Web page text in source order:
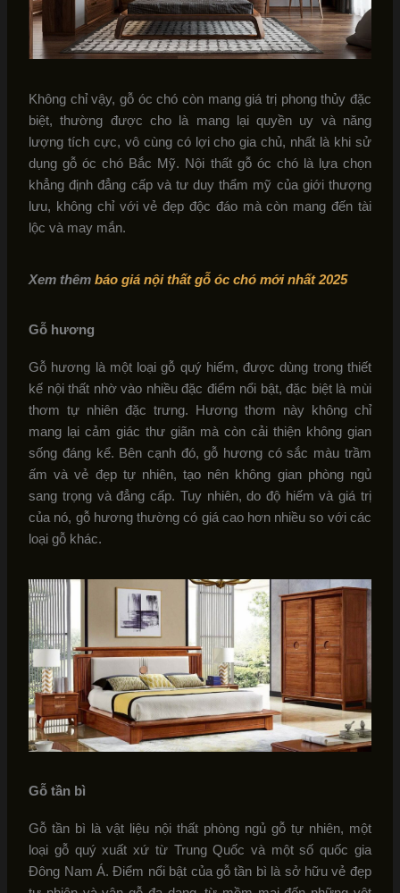
Không chỉ vậy, gỗ óc chó còn mang giá trị phong thủy đặc
biệt, thường được cho là mang lại quyền uy và năng
lượng tích cực, vô cùng có lợi cho gia chủ, nhất là khi sử
dụng gỗ óc chó Bắc Mỹ. Nội thất gỗ óc chó là lựa chọn
khẳng định đẳng cấp và tư duy thẩm mỹ của giới thượng
lưu, không chỉ với vẻ đẹp độc đáo mà còn mang đến tài
lộc và may mắn.
Xem thêmbáo giá nội thất gỗ óc chó mới nhất 2025
Gỗ hương
Gỗ hương là một loại gỗ quý hiếm, được dùng trong thiết
kế nội thất nhờ vào nhiều đặc điểm nổi bật, đặc biệt là mùi
thơm tự nhiên đặc trưng. Hương thơm này không chỉ
mang lại cảm giác thư giãn mà còn cải thiện không gian
sống đáng kể. Bên cạnh đó, gỗ hương có sắc màu trầm
ấm và vẻ đẹp tự nhiên, tạo nên không gian phòng ngủ
sang trọng và đẳng cấp. Tuy nhiên, do độ hiếm và giá trị
của nó, gỗ hương thường có giá cao hơn nhiều so với các
loại gỗ khác.
Gỗ tần bì
Gỗ tần bì là vật liệu nội thất phòng ngủ gỗ tự nhiên, một
loại gỗ quý xuất xứ từ Trung Quốc và một số quốc gia
Đông Nam Á. Điểm nổi bật của gỗ tần bì là sở hữu vẻ đẹp